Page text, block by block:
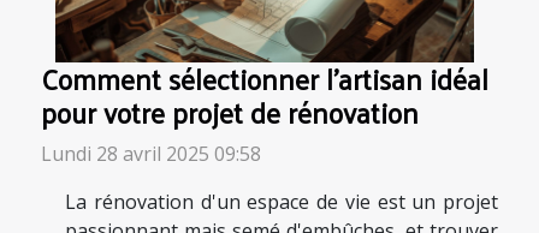
Comment sélectionner l'artisan idéal
pour votre projet de rénovation
Lundi 28 avril 2025 09:58
La rénovation d'un espace de vie est un projet